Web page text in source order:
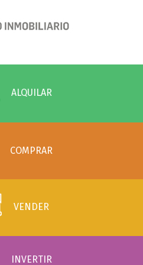
ALQUILAR
COMPRAR
VENDER
INVERTIR